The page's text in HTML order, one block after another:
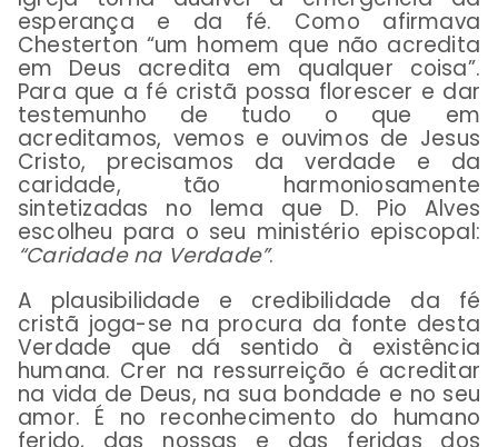
esperança e da fé. Como afirmava
Chesterton “um homem que não acredita
em Deus acredita em qualquer coisa”.
Para que a fé cristã possa florescer e dar
testemunho de tudo o que em
acreditamos, vemos e ouvimos de Jesus
Cristo, precisamos da verdade e da
caridade, tão harmoniosamente
sintetizadas no lema que D. Pio Alves
escolheu para o seu ministério episcopal:
“Caridade na Verdade”.
A plausibilidade e credibilidade da fé
cristã joga-se na procura da fonte desta
Verdade que dá sentido à existência
humana. Crer na ressurreição é acreditar
na vida de Deus, na sua bondade e no seu
amor. É no reconhecimento do humano
ferido, das nossas e das feridas dos